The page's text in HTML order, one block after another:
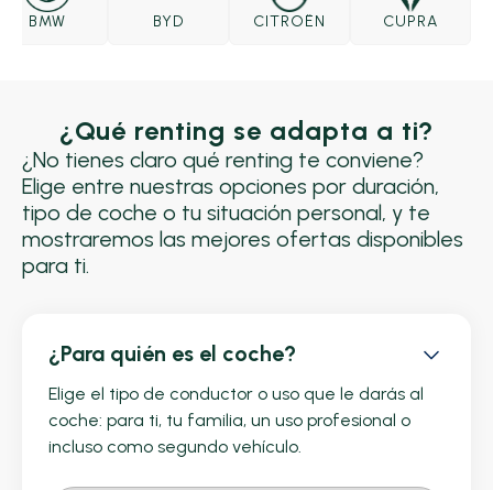
BMW BYD CITROËN CUPRA
¿Qué renting se adapta a ti?
¿No tienes claro qué renting te conviene?
Elige entre nuestras opciones por duración,
tipo de coche o tu situación personal, y te
mostraremos las mejores ofertas disponibles
para ti.
¿Para quién es el coche?
Elige el tipo de conductor o uso que le darás al
coche: para ti, tu familia, un uso profesional o
incluso como segundo vehículo.